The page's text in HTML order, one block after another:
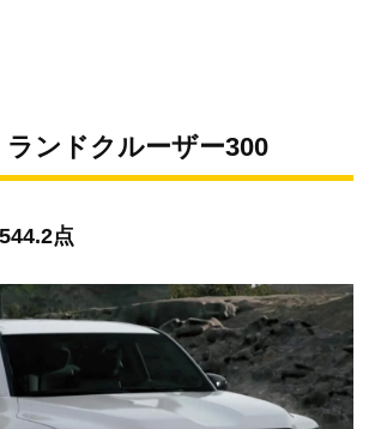
ンドクルーザー300
点